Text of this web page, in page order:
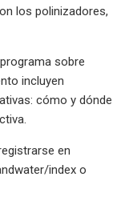
los polinizadores,
sobre
incluyen
cómo y dónde
en
index o